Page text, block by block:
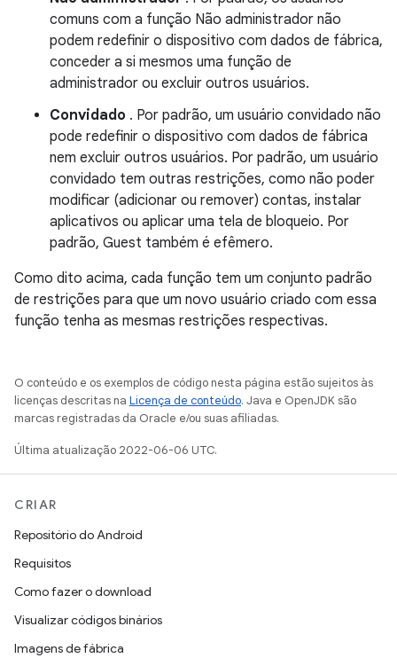
comuns com a função Não administrador não
podem redefinir o dispositivo com dados de fábrica,
conceder a si mesmos uma função de
administrador ou excluir outros usuários.
Convidado . Por padrão, um usuário convidado não
pode redefinir o dispositivo com dados de fábrica
nem excluir outros usuários. Por padrão, um usuário
convidado tem outras restrições, como não poder
modificar (adicionar ou remover) contas, instalar
aplicativos ou aplicar uma tela de bloqueio. Por
padrão, Guest também é efêmero.
Como dito acima, cada função tem um conjunto padrão
de restrições para que um novo usuário criado com essa
função tenha as mesmas restrições respectivas.
O conteúdo e os exemplos de código nesta página estão sujeitos às
licenças descritas na Licença de conteúdo. Java e OpenJDK são
marcas registradas da Oracle e/ou suas afiliadas.
Última atualização 2022-06-06 UTC.
CRIAR
Repositório do Android
Requisitos
Como fazer o download
Visualizar códigos binários
Imagens de fábrica